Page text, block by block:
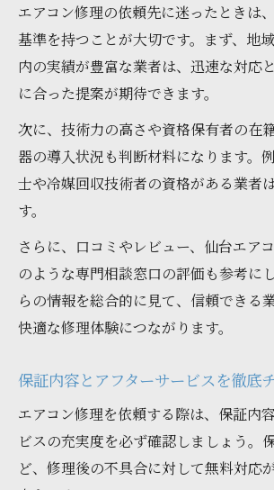
エアコン修理の依頼先に迷ったときは
基準を持つことが大切です。まず、地
内の実績が豊富な業者は、迅速な対応
に合った提案が期待できます。
次に、技術力の高さや資格保有者の在
器の導入状況も判断材料になります。
士や冷媒回収技術者の資格がある業者
す。
さらに、口コミやレビュー、仙台エア
のような専門相談窓口の評価も参考に
らの情報を総合的に見て、信頼できる
快適な修理体験につながります。
保証内容とアフターサービスを徹底
エアコン修理を依頼する際は、保証内
ビスの充実度を必ず確認しましょう。
ど、修理後の不具合に対して無料対応